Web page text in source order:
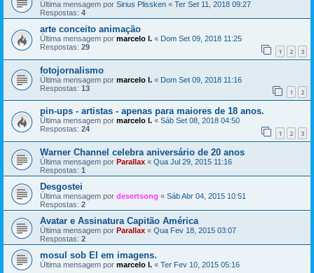
Última mensagem por Sirius Plissken « Ter Set 11, 2018 09:27
Respostas: 4
arte conceito animação
Última mensagem por marcelo l. « Dom Set 09, 2018 11:25
Respostas: 29 1 2 3
fotojornalismo
Última mensagem por marcelo l. « Dom Set 09, 2018 11:16
Respostas: 13 1 2
pin-ups - artistas - apenas para maiores de 18 anos.
Última mensagem por marcelo l. « Sáb Set 08, 2018 04:50
Respostas: 24 1 2 3
Warner Channel celebra aniversário de 20 anos
Última mensagem por Parallax « Qua Jul 29, 2015 11:16
Respostas: 1
Desgostei
Última mensagem por desertsong « Sáb Abr 04, 2015 10:51
Respostas: 2
Avatar e Assinatura Capitão América
Última mensagem por Parallax « Qua Fev 18, 2015 03:07
Respostas: 2
mosul sob EI em imagens.
Última mensagem por marcelo l. « Ter Fev 10, 2015 05:16